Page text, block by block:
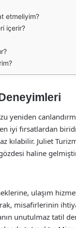
etmeliyim?
içerir?
yeniden
iyi fırsatlardan
kılabilir. Juliet
haline
ulaşım
misafirlerinin
unutulmaz tatil